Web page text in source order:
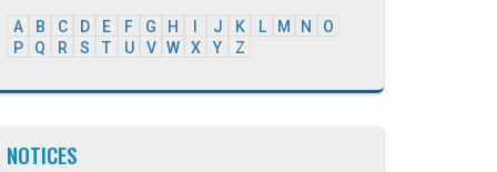
A B C D E F G H J K L M N
O
P
Q R S T U V W X Y Z
NOTICES